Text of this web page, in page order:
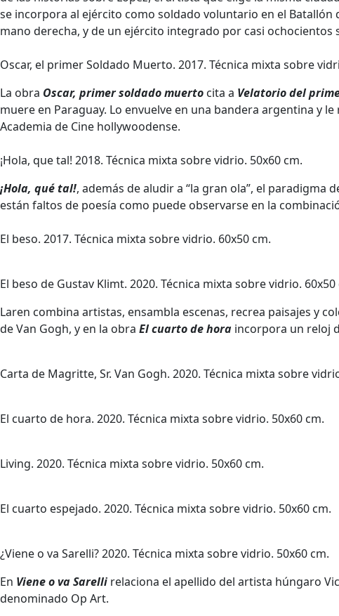
se incorpora al ejército como soldado voluntario en el Batallón
mano derecha, y de un ejército integrado por casi
Oscar, el primer Soldado Muerto. 2017. Técnica mixta sobre
La obra Oscar, primer soldado muerto cita a Velatorio del
muere en Paraguay. Lo envuelve en una bandera argentina y
Academia de Cine hollywoodense.
¡Hola, que tal! 2018. Técnica mixta sobre vidrio. 50x60 cm.
¡Hola, qué tal!, además de aludir a “la gran ola”, el
están faltos de poesía como puede observarse en la
El beso. 2017. Técnica mixta sobre vidrio. 60x50 cm.
El beso de Gustav Klimt. 2020. Técnica mixta sobre vidrio. 60x50
Laren combina artistas, ensambla escenas, recrea paisajes y
de Van Gogh, y en la obra El cuarto de hora incorpora un reloj
Carta de Magritte, Sr. Van Gogh. 2020. Técnica mixta sobre
El cuarto de hora. 2020. Técnica mixta sobre vidrio. 50x60 cm.
Living. 2020. Técnica mixta sobre vidrio. 50x60 cm.
El cuarto espejado. 2020. Técnica mixta sobre vidrio. 50x60 cm.
¿Viene o va Sarelli? 2020. Técnica mixta sobre vidrio. 50x60 cm.
En Viene o va Sarelli relaciona el apellido del artista húngaro
denominado Op Art.